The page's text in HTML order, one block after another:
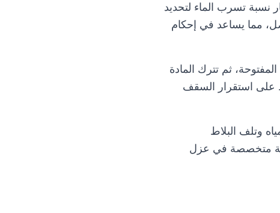
نسبة تسرب الماء لتحديد
مما يساعد في إحكام
ثم تترك المادة
على استقرار السقف
وتلف البلاط
متخصصة في عزل